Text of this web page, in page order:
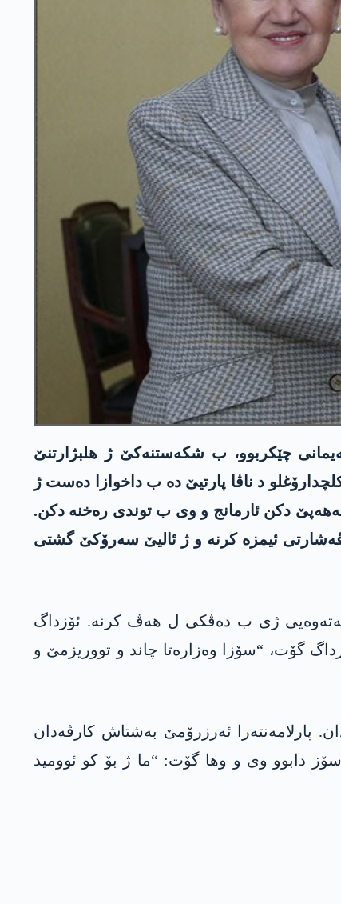
گولانێ لگەل گەلەک پارتیان هەڤپەیمانی چێکربوو، ب شکەستنەکێ ژ ھلبژارتنێ
د ناڤا پارتیێ دە ب داخوازا دەست ژ
دکن ئارمانج و وی ب توندی رەخنە دکن.
ڤەشارتی ئیمزە کرنە و ژ ئالیێ سەرۆکێ گشتی
ئیستخباراتا نەتەوەیی ژی ب دەڤکی ل ھەڤ کرنە. ئۆزداگ
دایە 2 وەزارەتێن دن ژی بدە وان. ئۆزداگ گۆت، “سۆزا وەزارەتا چاند و تووریزمێ و
پارلامەنتەرا ئەرزرۆمێ بەشتاش کارڤەدان
سۆز دابوو وی و وھا گۆت: “ما ژ بۆ کو ئوومید